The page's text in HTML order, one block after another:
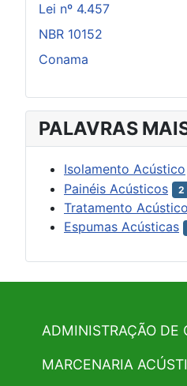
Lei nº 4.457
NBR 10152
Conama
PALAVRAS
Isolamento Acústico
Painéis Acústicos 2
Tratamento Acústico
Espumas Acústicas
ADMINISTRAÇÃO DE
MARCENARIA